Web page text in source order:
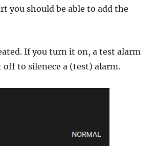
you should be able to add the
If you turn it on, a test alarm
to silenece a (test) alarm.